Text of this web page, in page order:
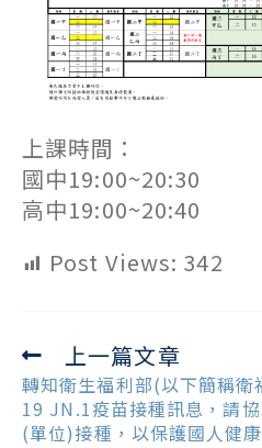
上課時間：
國中19:00~20:30
高中19:00~20:40
Post Views: 342
Read
more
articles
上一篇文章
轉知衛生福利部(以下簡稱
19 JN.1疫苗接種訊息，請
(單位)接種，以保護國人健康